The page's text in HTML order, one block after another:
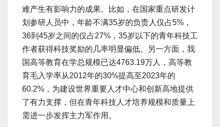
难产生有影响力的成果。比如，在国家重点研发计
划参研人员中，年龄不满35岁的负责人仅占5%，
36到45岁之间的仅占27%，35岁以下的青年科技工
作者获得科技奖励的几率明显偏低。另一方面，我
国高等教育在学总规模已达4763.19万人，高等教
育毛入学率从2012年的30%提高至2023年的
60.2%，为建设世界重要人才中心和创新高地提供
了有力支撑，但在青年科技人才培养规模和质量上
需进一步发挥主力军作用。